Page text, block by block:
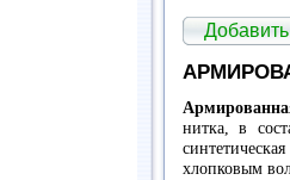
нитка, в
хлопковым